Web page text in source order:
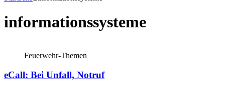
informationssysteme
Feuerwehr-Themen
eCall: Bei Unfall, Notruf